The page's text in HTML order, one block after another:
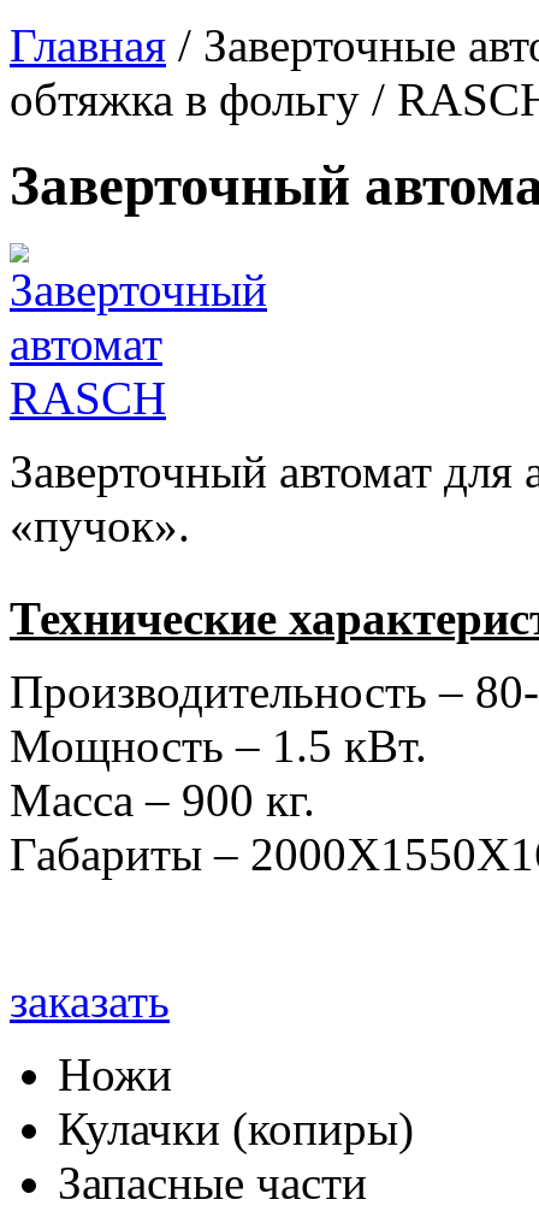
Главная / Заверточные
обтяжка в фольгу /
Заверточный
Заверточный автомат для
«пучок».
Технические
Производительность –
Мощность – 1.5 кВт.
Масса – 900 кг.
Габариты –
заказать
Ножи
Кулачки (копиры)
Запасные части